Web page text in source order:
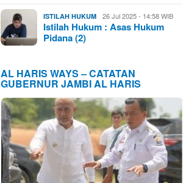
ISTILAH HUKUM 26 Jul 2025 - 14:58 WIB
Istilah Hukum : Asas Hukum
Pidana (2)
AL HARIS WAYS – CATATAN
GUBERNUR JAMBI AL HARIS